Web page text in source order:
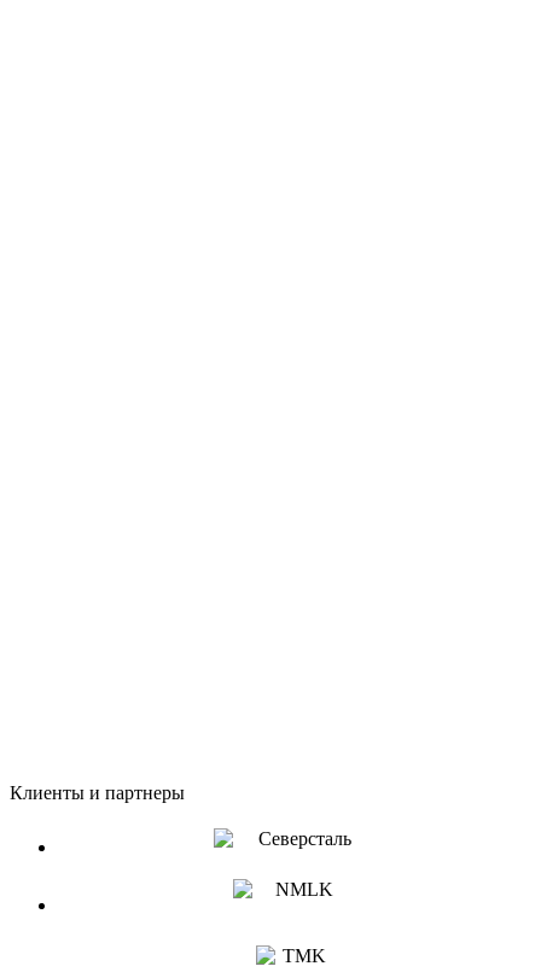
Клиенты и партнеры